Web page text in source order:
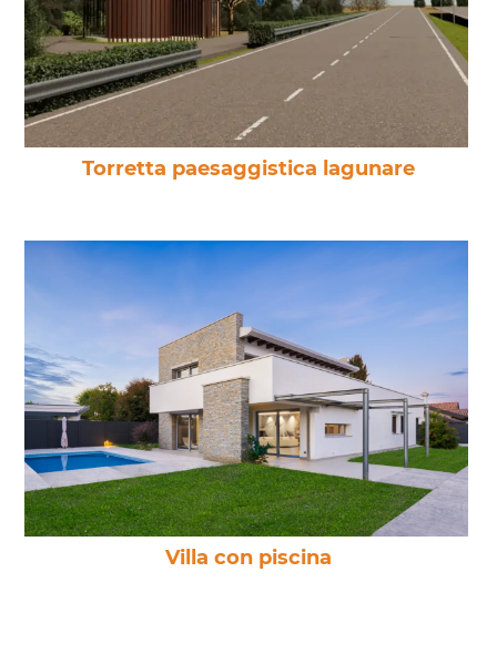
Torretta paesaggistica lagunare
Villa con piscina